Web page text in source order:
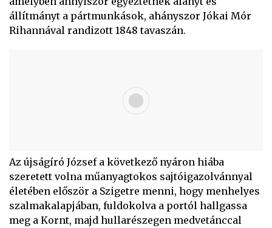
állítmányt a pártmunkások, ahányszor Jókai Mór
Rihannával randizott 1848 tavaszán.
Az újságíró József a következő nyáron hiába
szeretett volna műanyagtokos sajtóigazolvánnyal
életében először a Szigetre menni, hogy menhelyes
szalmakalapjában, fuldokolva a portól hallgassa
meg a Kornt, majd hullarészegen medvetánccal